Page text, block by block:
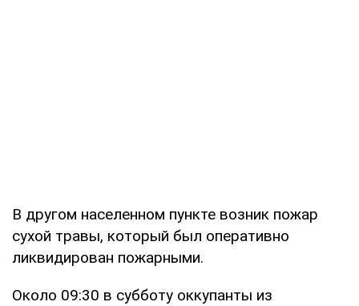
В другом населенном пункте возник пожар
сухой травы, который был оперативно
ликвидирован пожарными.
Около 09:30 в субботу оккупанты из